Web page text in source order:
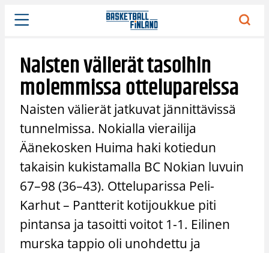
Siirry
sisältöön
Naisten välierät tasoihin
molemmissa ottelupareissa
Naisten välierät jatkuvat jännittävissä
tunnelmissa. Nokialla vierailija
Äänekosken Huima haki kotiedun
takaisin kukistamalla BC Nokian luvuin
67–98 (36–43). Otteluparissa Peli-
Karhut – Pantterit kotijoukkue piti
pintansa ja tasoitti voitot 1-1. Eilinen
murska tappio oli unohdettu ja